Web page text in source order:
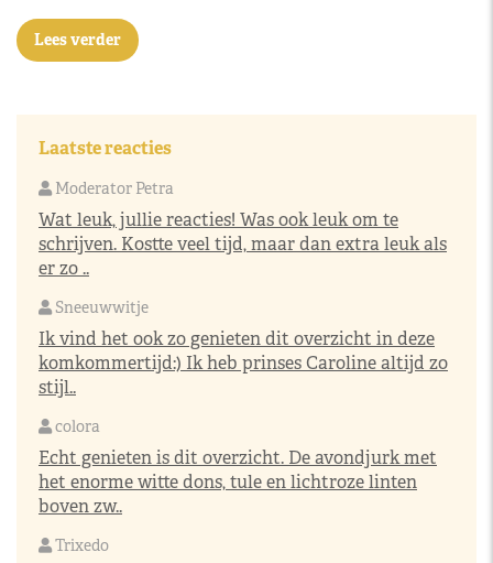
Lees verder
Laatste reacties
Moderator Petra
Wat leuk, jullie reacties! Was ook leuk om te
schrijven. Kostte veel tijd, maar dan extra leuk als
er zo ..
Sneeuwwitje
Ik vind het ook zo genieten dit overzicht in deze
komkommertijd:) Ik heb prinses Caroline altijd zo
stijl..
colora
Echt genieten is dit overzicht. De avondjurk met
het enorme witte dons, tule en lichtroze linten
boven zw..
Trixedo